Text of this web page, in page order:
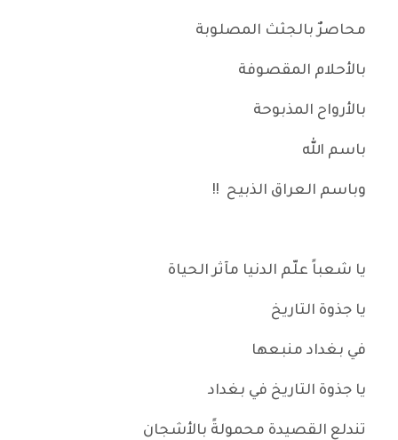
محاصرٌ بالجثث المصلوبة
بالأحلام المقصوفة
بالأرواح المذبوحة
باسم الله
وباسم العراق الذبيح !!
يا شعباً علّم الدنيا مآثر الحياة
يا جذوة التاريخ
في بغداد منبعها
يا جذوة التاريخ في بغداد
تندلع القصيدة محمولةً بالأشجان